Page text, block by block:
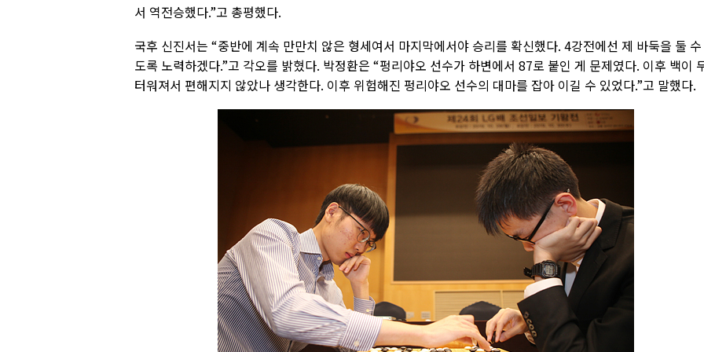
서 역전승했다.”고 총평했다.
국후 신진서는 “중반에 계속 만만치 않은 형세여서 마지막에서야 승리를 확신했다. 4강전에선 제 바둑을 둘
도록 노력하겠다.”고 각오를 밝혔다. 박정환은 “펑리야오 선수가 하변에서 87로 붙인 게 문제였다. 이후 백이
터워져서 편해지지 않았나 생각한다. 이후 위험해진 펑리야오 선수의 대마를 잡아 이길 수 있었다.”고 말했다.